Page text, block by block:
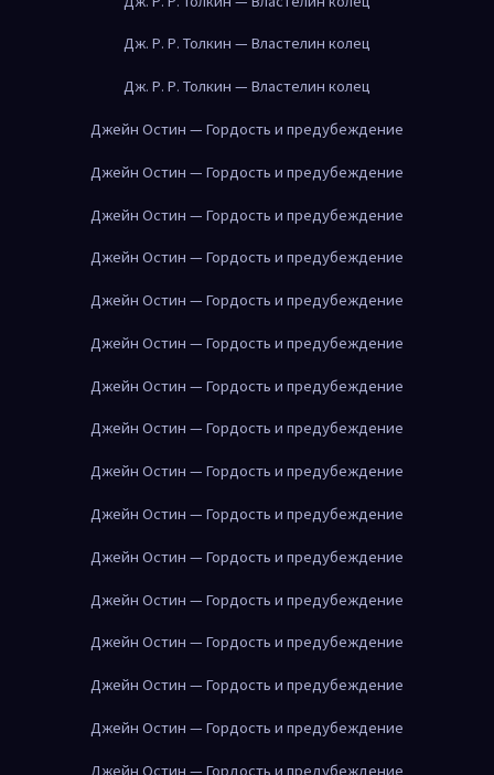
Дж. Р. Р. Толкин — Властелин колец
Дж. Р. Р. Толкин — Властелин колец
Джейн Остин — Гордость и предубеждение
Джейн Остин — Гордость и предубеждение
Джейн Остин — Гордость и предубеждение
Джейн Остин — Гордость и предубеждение
Джейн Остин — Гордость и предубеждение
Джейн Остин — Гордость и предубеждение
Джейн Остин — Гордость и предубеждение
Джейн Остин — Гордость и предубеждение
Джейн Остин — Гордость и предубеждение
Джейн Остин — Гордость и предубеждение
Джейн Остин — Гордость и предубеждение
Джейн Остин — Гордость и предубеждение
Джейн Остин — Гордость и предубеждение
Джейн Остин — Гордость и предубеждение
Джейн Остин — Гордость и предубеждение
Джейн Остин — Гордость и предубеждение